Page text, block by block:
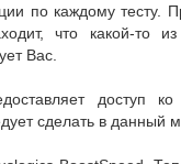
по каждому тесту.
что какой-то
Вас.
доступ
сделать в данный